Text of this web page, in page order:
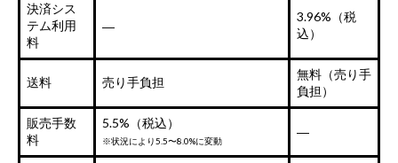
決済シス
テム利用
料
―
3.96%（税
込）
送料 売り手負担
無料（売り手
負担）
販売手数
料
5.5%（税込）
※状況により5.5〜8.0%に変動
―